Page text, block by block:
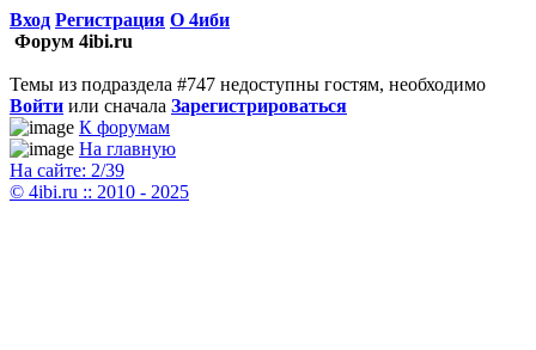
Вход Регистрация О 4иби
Форум 4ibi.ru
Темы из подраздела #747 недоступны гостям, необходимо
Войти или сначала Зарегистрироваться
К форумам
На главную
На сайте: 2/39
© 4ibi.ru :: 2010 - 2025